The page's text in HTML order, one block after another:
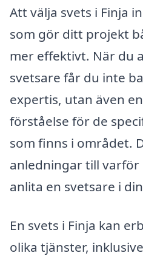
Att välja svets i Finja
som gör ditt projekt
mer effektivt. När du
svetsare får du inte
expertis, utan även
förståelse för de
som finns i området.
anledningar till
anlita en svetsare i
En svets i Finja kan
olika tjänster,